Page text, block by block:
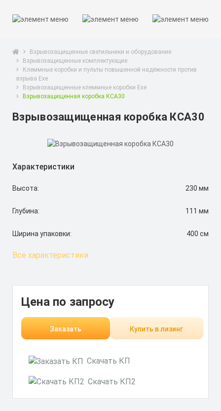
Взрывозащищенные светильники и оборудование
Взрывозащищенные комплектующие
Клеммные коробки и пульты повышенной надёжности против
взрыва Exe
Взрывозащищенные клеммные коробки Exe
Взрывозащищенная коробка КСА30
Взрывозащищенная коробка КСА30
Характеристики
Высота: 230 мм
Глубина: 111 мм
Ширина упаковки: 400 см
Все характеристики
Цена по запросу
Заказать Купить в лизинг
Скачать КП
Скачать КП2